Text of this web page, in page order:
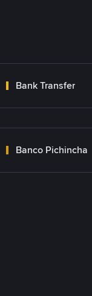
Bank Transfer
Banco Pichincha